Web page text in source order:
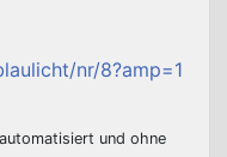
nr/8?amp=1
und ohne